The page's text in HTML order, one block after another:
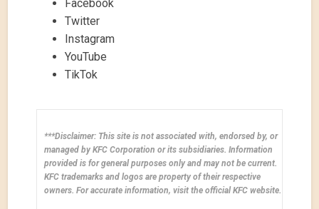
Facebook
Twitter
Instagram
YouTube
TikTok
***Disclaimer: This site is not associated with, endorsed by, or
managed by KFC Corporation or its subsidiaries. Information
provided is for general purposes only and may not be current.
KFC trademarks and logos are property of their respective
owners. For accurate information, visit the official KFC website.